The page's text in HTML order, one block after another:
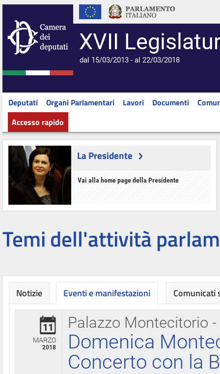
XVII
dal 15/03/2013 - al 22/03/2018
Deputati Organi Parlamentari Lavori Documenti
Accesso rapido
La Presidente
Vai alla home page della Presidente
Temi dell'attività
Notizie Eventi e manifestazioni
Palazzo Montecitorio
11
MARZO
2018
Domenica
Concerto con la
Comunicati